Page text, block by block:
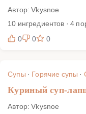
Автор: Vkysnoe
10 ингредиентов · 4
0
0 0
Супы · Горячие супы ·
Куриный суп-
Автор: Vkysnoe